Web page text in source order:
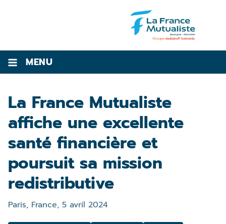
MENU
La France Mutualiste
affiche une excellente
santé financière et
poursuit sa mission
redistributive
Paris, France, 5 avril 2024